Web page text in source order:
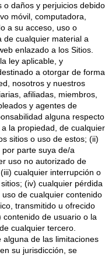
o daños y perjuicios debido
móvil, computadora,
a su acceso, uso o
de cualquier material a
enlazado a los Sitios.
ley aplicable, y
a otorgar de forma
nosotros y nuestros
afiliadas, miembros,
y agentes de
alguna respecto
la propiedad, de cualquier
sitios o uso de estos; (ii)
parte suya de/a
uso no autorizado de
cualquier interrupción o
(iv) cualquier pérdida
de cualquier contenido
transmitido u ofrecido
de usuario o la
cualquier tercero.
de las limitaciones
su jurisdicción, se